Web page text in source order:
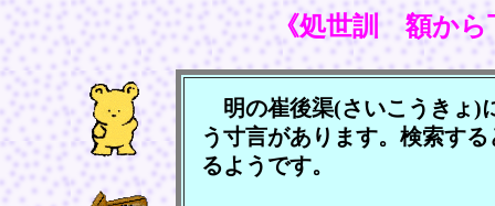
《処世訓 額から
明の崔後渠(さいこうきょ)
う寸言があります。検索す
るようです。